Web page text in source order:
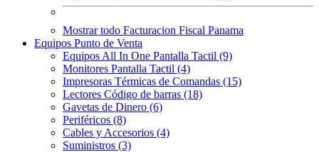
Mostrar todo Facturacion Fiscal Panama
Equipos Punto de Venta
Equipos All In One Pantalla Tactil (9)
Monitores Pantalla Tactil (4)
Impresoras Térmicas de Comandas (15)
Lectores Código de barras (18)
Gavetas de Dinero (6)
Periféricos (8)
Cables y Accesorios (4)
Suministros (3)